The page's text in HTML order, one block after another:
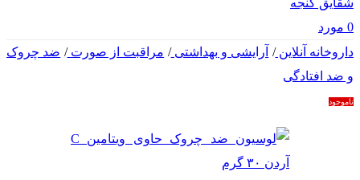
0 مورد
داروخانه آنلاین/ آرایشی و بهداشتی/ مراقبت از صورت/ ضد چروک
و ضد افتادگی
ناموجود